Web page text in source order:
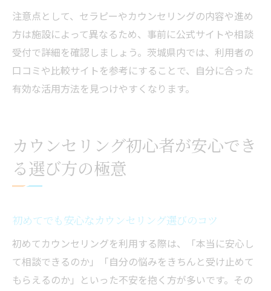
注意点として、セラピーやカウンセリングの内容や進め
方は施設によって異なるため、事前に公式サイトや相談
受付で詳細を確認しましょう。茨城県内では、利用者の
口コミや比較サイトを参考にすることで、自分に合った
有効な活用方法を見つけやすくなります。
カウンセリング初心者が安心でき
る選び方の極意
初めてでも安心なカウンセリング選びのコツ
初めてカウンセリングを利用する際は、「本当に安心し
て相談できるのか」「自分の悩みをきちんと受け止めて
もらえるのか」といった不安を抱く方が多いです。その